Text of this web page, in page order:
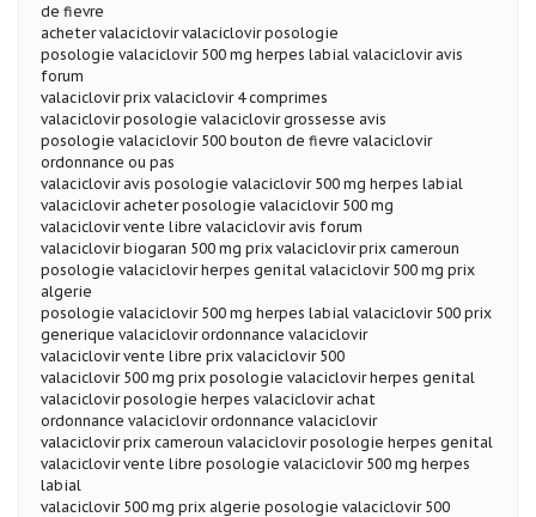
de fievre
acheter valaciclovir valaciclovir posologie
posologie valaciclovir 500 mg herpes labial valaciclovir avis
forum
valaciclovir prix valaciclovir 4 comprimes
valaciclovir posologie valaciclovir grossesse avis
posologie valaciclovir 500 bouton de fievre valaciclovir
ordonnance ou pas
valaciclovir avis posologie valaciclovir 500 mg herpes labial
valaciclovir acheter posologie valaciclovir 500 mg
valaciclovir vente libre valaciclovir avis forum
valaciclovir biogaran 500 mg prix valaciclovir prix cameroun
posologie valaciclovir herpes genital valaciclovir 500 mg prix
algerie
posologie valaciclovir 500 mg herpes labial valaciclovir 500 prix
generique valaciclovir ordonnance valaciclovir
valaciclovir vente libre prix valaciclovir 500
valaciclovir 500 mg prix posologie valaciclovir herpes genital
valaciclovir posologie herpes valaciclovir achat
ordonnance valaciclovir ordonnance valaciclovir
valaciclovir prix cameroun valaciclovir posologie herpes genital
valaciclovir vente libre posologie valaciclovir 500 mg herpes
labial
valaciclovir 500 mg prix algerie posologie valaciclovir 500